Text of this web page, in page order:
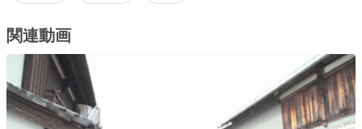
関連動画